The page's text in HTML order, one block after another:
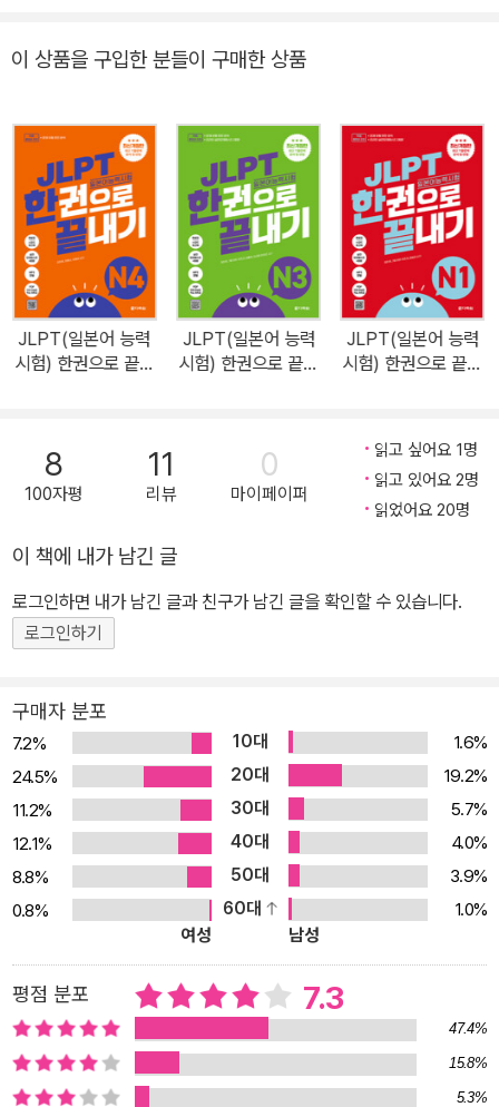
성했습니다. 그동안 축적해 온 다락원만의 빅 데이터를 바탕으로 JL
기 쉽게 정리하였으며 문제 유형을 철저히 분석하여 반영한 확인문제
를 실어 문자․어휘, 문법, 독해, 청해 각 파트를 종합적으로 마스터할
수 있게 하였습니다. 또한 이번 개정판에서는 문제를 풀고 확인하기
편하게끔 해석 및 해설집을 별책으로 분리하여 학습자들의 편의성을
높였습니다. JLPT N5에서 고득점을 받을 수 있도록 시험 직전에 실
제 시험처럼 연습해 볼 수 있는 실전모의테스트 4회분(별책 2회분,
온라인 2회분)과 시험 직전 필수템인 스피드 체크북을 제공합니다.
다락원 홈페이지에서 온라인용 실전모의테스트(PDF)와 단어 연습
이 상품을 구입한 분들이 구매한 상품
JLPT(일본어 능력
시험) 한권으로 끝내
JLPT(일본어 능력
시험) 한권으로 끝내
JLPT(일본어 능력
시험) 한권으로 끝내
8
100자평
11
리뷰
0
마이페이퍼
읽고 싶어요 1명
읽고 있어요 2명
읽었어요 20명
이 책에 내가 남긴 글
로그인하면 내가 남긴 글과 친구가 남긴 글을 확인할 수 있습니다.
로그인하기
구매자 분포
7.2% 10대
1.6%
24.5%
20대
19.2%
11.2%
30대
5.7%
12.1%
40대
4.0%
8.8%
50대
3.9%
0.8%
60대
1.0%
여성
남성
평점 분포 7.3
47.4%
15.8%
5.3%